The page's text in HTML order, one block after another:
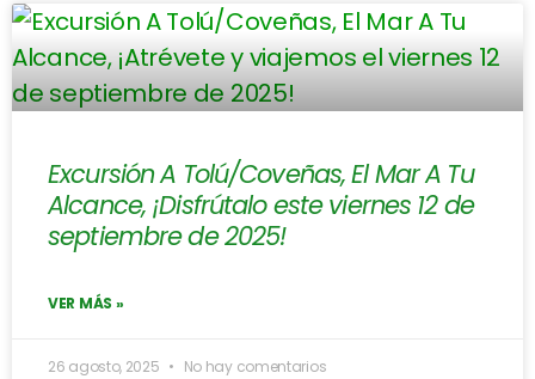
Excursión A Tolú/Coveñas, El Mar A Tu
Alcance, ¡Disfrútalo este viernes 12 de
septiembre de 2025!
VER MÁS »
26 agosto, 2025 No hay comentarios